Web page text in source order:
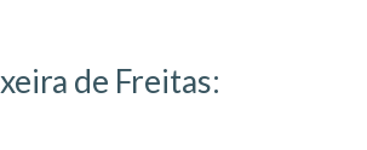
de Freitas: